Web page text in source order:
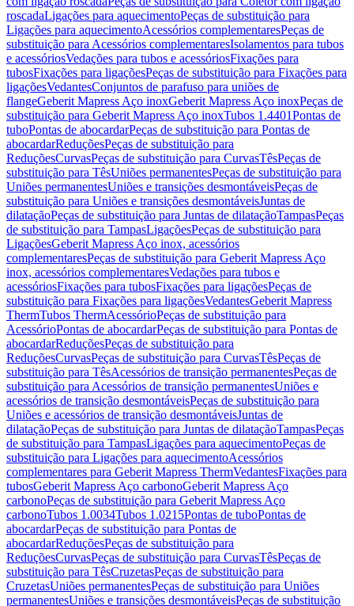
roscadaLigações para aquecimentoPeças de substituição para
Ligações para aquecimentoAcessórios complementaresPeças de
substituição para Acessórios complementaresIsolamentos para tubos
e acessóriosVedações para tubos e acessóriosFixações para
tubosFixações para ligaçõesPeças de substituição para Fixações para
ligaçõesVedantesConjuntos de parafuso para uniões de
flangeGeberit Mapress Aço inoxGeberit Mapress Aço inoxPeças de
substituição para Geberit Mapress Aço inoxTubos 1.4401Pontas de
tuboPontas de abocardarPeças de substituição para Pontas de
abocardarReduçõesPeças de substituição para
ReduçõesCurvasPeças de substituição para CurvasTêsPeças de
substituição para TêsUniões permanentesPeças de substituição para
Uniões permanentesUniões e transições desmontáveisPeças de
substituição para Uniões e transições desmontáveisJuntas de
dilataçãoPeças de substituição para Juntas de dilataçãoTampasPeças
de substituição para TampasLigaçõesPeças de substituição para
LigaçõesGeberit Mapress Aço inox, acessórios
complementaresPeças de substituição para Geberit Mapress Aço
inox, acessórios complementaresVedações para tubos e
acessóriosFixações para tubosFixações para ligaçõesPeças de
substituição para Fixações para ligaçõesVedantesGeberit Mapress
ThermTubos ThermAcessórioPeças de substituição para
AcessórioPontas de abocardarPeças de substituição para Pontas de
abocardarReduçõesPeças de substituição para
ReduçõesCurvasPeças de substituição para CurvasTêsPeças de
substituição para TêsAcessórios de transição permanentesPeças de
substituição para Acessórios de transição permanentesUniões e
acessórios de transição desmontáveisPeças de substituição para
Uniões e acessórios de transição desmontáveisJuntas de
dilataçãoPeças de substituição para Juntas de dilataçãoTampasPeças
de substituição para TampasLigações para aquecimentoPeças de
substituição para Ligações para aquecimentoAcessórios
complementares para Geberit Mapress ThermVedantesFixações para
tubosGeberit Mapress Aço carbonoGeberit Mapress Aço
carbonoPeças de substituição para Geberit Mapress Aço
carbonoTubos 1.0034Tubos 1.0215Pontas de tuboPontas de
abocardarPeças de substituição para Pontas de
abocardarReduçõesPeças de substituição para
ReduçõesCurvasPeças de substituição para CurvasTêsPeças de
substituição para TêsCruzetasPeças de substituição para
CruzetasUniões permanentesPeças de substituição para Uniões
permanentesUniões e transições desmontáveisPeças de substituição